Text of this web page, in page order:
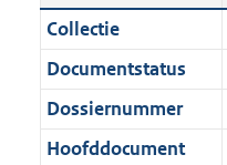
c
t
i
e
t
:
2
0
Collectie
Documentstatus
Dossiernummer
Hoofddocument